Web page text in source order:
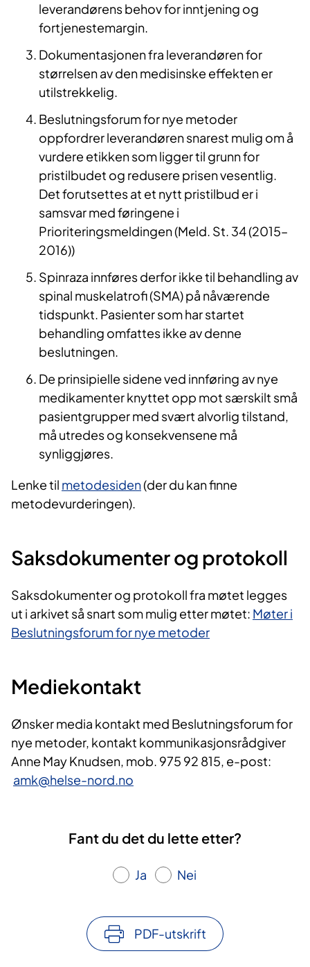
leverandørens behov for inntjening og
fortjenestemargin.
Dokumentasjonen fra leverandøren for
størrelsen av den medisinske effekten er
utilstrekkelig.
Beslutningsforum for nye metoder
oppfordrer leverandøren snarest mulig om å
vurdere etikken som ligger til grunn for
pristilbudet og redusere prisen vesentlig.
Det forutsettes at et nytt pristilbud er i
samsvar med føringene i
Prioriteringsmeldingen (Meld. St. 34 (2015–
2016))
Spinraza innføres derfor ikke til behandling av
spinal muskelatrofi (SMA) på nåværende
tidspunkt. Pasienter som har startet
behandling omfattes ikke av denne
beslutningen.
De prinsipielle sidene ved innføring av nye
medikamenter knyttet opp mot særskilt små
pasientgrupper med svært alvorlig tilstand,
må utredes og konsekvensene må
synliggjøres.
Lenke til metodesiden(der du kan finne
metodevurderingen).
Saksdokumenter og protokoll
Saksdokumenter og protokoll fra møtet legges
ut i arkivet så snart som mulig etter møtet: Møter i
Beslutningsforum for nye metoder
Mediekontakt
Ønsker media kontakt med Beslutningsforum for
nye metoder, kontakt kommunikasjonsrådgiver
Anne May Knudsen, mob. 975 92 815, e-post:
amk@helse-nord.no
Fant du det du lette etter?
Ja Nei
PDF-utskrift